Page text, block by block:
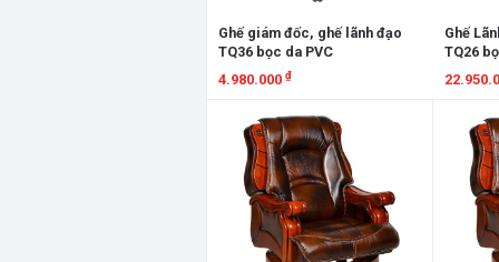
Ghế giám đốc, ghế lãnh đạo
TQ36 bọc da PVC
4.980.000 ₫
Xem chi tiết
Ghế
TQ26